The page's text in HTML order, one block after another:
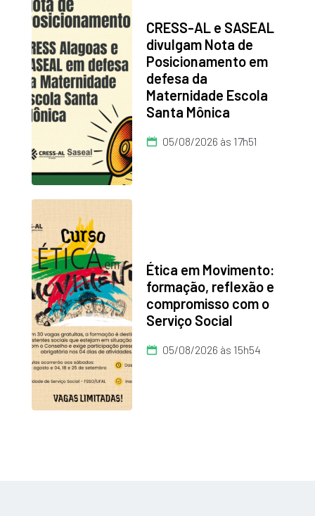
CRESS-AL e SASEAL
divulgam Nota de
Posicionamento em
defesa da
Maternidade Escola
Santa Mônica
05/08/2026 às 17h51
Ética em Movimento:
formação, reflexão e
compromisso com o
Serviço Social
05/08/2026 às 15h54